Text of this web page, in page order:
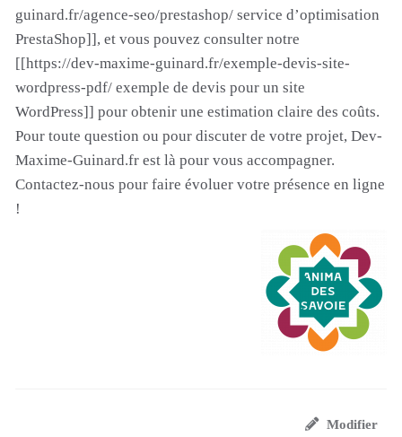
guinard.fr/agence-seo/prestashop/ service d’optimisation
PrestaShop]], et vous pouvez consulter notre
[[https://dev-maxime-guinard.fr/exemple-devis-site-
wordpress-pdf/ exemple de devis pour un site
WordPress]] pour obtenir une estimation claire des coûts.
Pour toute question ou pour discuter de votre projet, Dev-
Maxime-Guinard.fr est là pour vous accompagner.
Contactez-nous pour faire évoluer votre présence en ligne
!
Modifier